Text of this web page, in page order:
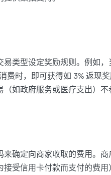
类型设定奖励规则。例如
费时，即可获得如 3% 返现
如政府服务或医疗支出）不
确定向商家收取的费用。
受信用卡付款而支付的费用